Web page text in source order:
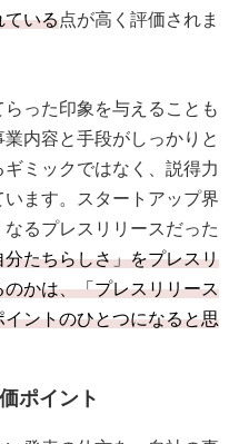
ている点が高く評価されま
った印象を与えることも
内容と手段がしっかりと
ミックではなく、説得力
ます。スタートアップ界
るプレスリリースだった
分たちらしさ」をプレスリ
かは、「プレスリリース
ントのひとつになると思
ポイント